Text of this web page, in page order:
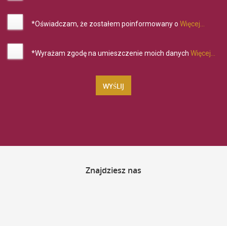
*Oświadczam, że zostałem poinformowany o Więcej...
*Wyrażam zgodę na umieszczenie moich danych Więcej...
Znajdziesz nas